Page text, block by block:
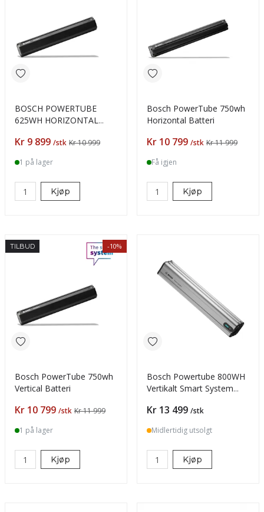
BOSCH POWERTUBE
625WH HORIZONTAL
Pris
Kr 9 899 /stk Kr 10 999
1 på lager
Kjøp
Bosch PowerTube 750wh
Horizontal Batteri
Pris
Kr 10 799 /stk Kr 11 999
Få igjen
Kjøp
TILBUD -10%
Bosch PowerTube 750wh
Vertical Batteri
Pris
Kr 10 799 /stk Kr 11 999
1 på lager
Kjøp
Bosch Powertube 800WH
Vertikalt Smart System
Pris
Kr 13 499 /stk
Midlertidig utsolgt
Kjøp